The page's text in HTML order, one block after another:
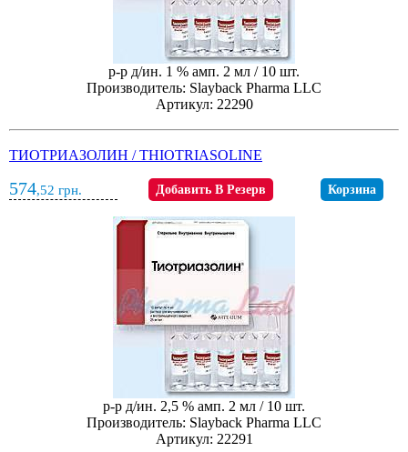
р-р д/ин. 1 % амп. 2 мл / 10 шт.
Производитель: Slayback Pharma LLC
Артикул: 22290
ТИОТРИАЗОЛИН / THIOTRIASOLINE
574,52 грн. Добавить В Резерв Корзина
р-р д/ин. 2,5 % амп. 2 мл / 10 шт.
Производитель: Slayback Pharma LLC
Артикул: 22291